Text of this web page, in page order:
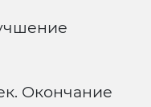
Окончание